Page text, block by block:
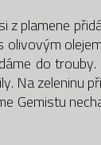
plamene
do
Na zeleninu
Gemistu